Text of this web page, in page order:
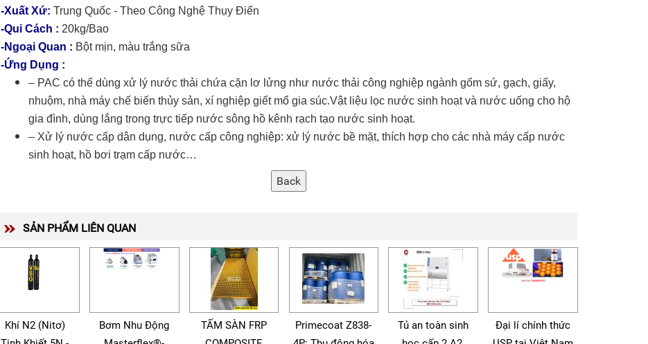
-Xuất Xứ: Trung Quốc - Theo Công Nghệ Thụy Điển
-Qui Cách : 20kg/Bao
-Ngoại Quan : Bột mịn, màu trắng sữa
-Ứng Dụng :
– PAC có thể dùng xử lý nước thải chứa cặn lơ lửng như nước thải công nghiệp ngành gốm sứ, gạch, giấy,
nhuộm, nhà máy chế biến thủy sản, xí nghiệp giết mổ gia súc.Vật liệu lọc nước sinh hoạt và nước uống cho hộ
gia đình, dùng lắng trong trực tiếp nước sông hồ kênh rạch tạo nước sinh hoạt.
– Xử lý nước cấp dân dụng, nước cấp công nghiệp: xử lý nước bề mặt, thích hợp cho các nhà máy cấp nước
sinh hoạt, hồ bơi trạm cấp nước…
SẢN PHẨM LIÊN QUAN
Khí N2 (Nitơ)
Bơm Nhu Động
TẤM SÀN FRP
Primecoat Z838-
Tủ an toàn sinh
Đại lí chính thức